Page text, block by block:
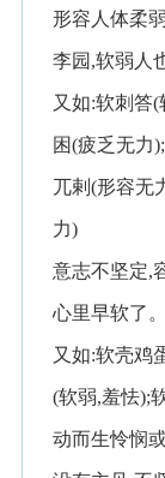
形容人体柔弱
李园,软弱人
又如:软刺答
困(疲乏无力
兀剌(形容无
力)
意志不坚定,
心里早软了
又如:软壳鸡
(软弱,羞怯);
动而生怜悯